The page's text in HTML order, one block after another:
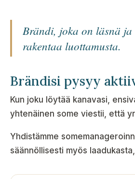
Brändi, joka on läsnä
rakentaa luottamusta.
Brändisi pysyy
Kun joku löytää kanavasi,
yhtenäinen some viestii, että
Yhdistämme
säännöllisesti myös